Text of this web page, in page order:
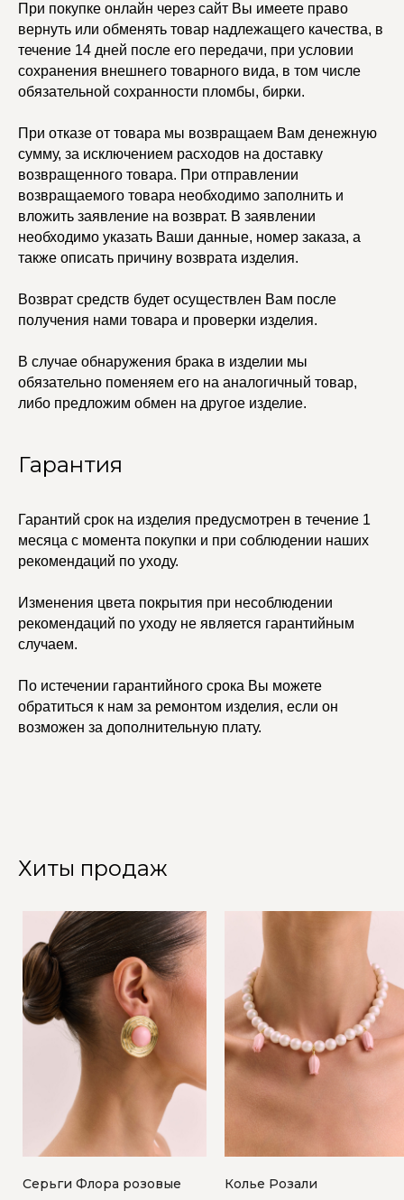
При покупке онлайн через сайт Вы имеете право
вернуть или обменять товар надлежащего качества, в
течение 14 дней после его передачи, при условии
сохранения внешнего товарного вида, в том числе
обязательной сохранности пломбы, бирки.
При отказе от товара мы возвращаем Вам денежную
сумму, за исключением расходов на доставку
возвращенного товара. При отправлении
возвращаемого товара необходимо заполнить и
вложить заявление на возврат. В заявлении
необходимо указать Ваши данные, номер заказа, а
также описать причину возврата изделия.
Возврат средств будет осуществлен Вам после
получения нами товара и проверки изделия.
В случае обнаружения брака в изделии мы
обязательно поменяем его на аналогичный товар,
либо предложим обмен на другое изделие.
Гарантия
Гарантий срок на изделия предусмотрен в течение 1
месяца с момента покупки и при соблюдении наших
рекомендаций по уходу.
Изменения цвета покрытия при несоблюдении
рекомендаций по уходу не является гарантийным
случаем.
По истечении гарантийного срока Вы можете
обратиться к нам за ремонтом изделия, если он
возможен за дополнительную плату.
Хиты продаж
Серьги Флора розовые Колье Розали
В ПОДАРОК
УЧАСТВУЙТЕ В НАШЕЙ
СИСТЕМЕ ЛОЯЛЬНОСТИ
Сеты
Доставка и оплата
© 2021-2025 Edalinjewelry. Все права защищены.
Бодичейны
Стилист на связи
Договор оферты
Политика
конфиденциальности
ПОКУПАТЕЛЯМ
Кольца
Браслеты
Колье
Каффы
Серьги
Изделия на заказ
Упаковка
Трансформеры
Регистрация